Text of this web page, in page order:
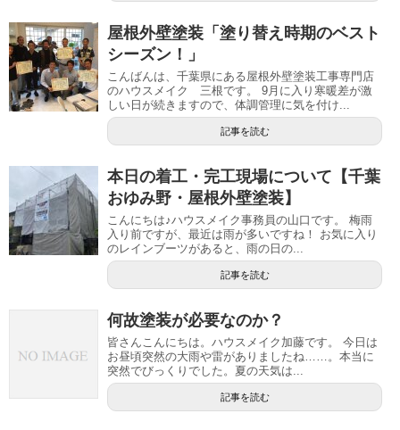
屋根外壁塗装「塗り替え時期のベスト
シーズン！」
こんばんは、千葉県にある屋根外壁塗装工事専門店
のハウスメイク 三根です。 9月に入り寒暖差が激
しい日が続きますので、体調管理に気を付け...
記事を読む
本日の着工・完工現場について【千葉
おゆみ野・屋根外壁塗装】
こんにちは♪ハウスメイク事務員の山口です。 梅雨
入り前ですが、最近は雨が多いですね！ お気に入り
のレインブーツがあると、雨の日の...
記事を読む
何故塗装が必要なのか？
皆さんこんにちは。ハウスメイク加藤です。 今日は
お昼頃突然の大雨や雷がありましたね……。本当に
突然でびっくりでした。夏の天気は...
記事を読む